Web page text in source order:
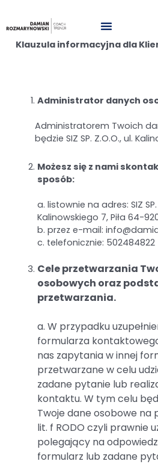
Klauzula informacyjna dla
Administrator danych
Administratorem Twoich
będzie SIZ SP. Z.O.O., ul.
Możesz się z nami
sposób:
a. listownie na adres: SIZ SP.
Kalinowskiego 7, Piła 64-
b. przez e-mail:
c. telefonicznie: 502484822
Cele przetwarzania
osobowych oraz
przetwarzania.
a. W przypadku
formularza
nas zapytania w innej
przetwarzane w celu
zadane pytanie lub
kontaktu. W tym celu
Twoje dane osobowe na
lit. f RODO czyli prawnie
polegający na
formularz lub zadane